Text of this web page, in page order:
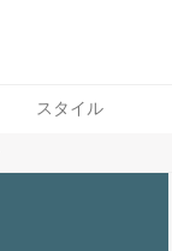
スタイル